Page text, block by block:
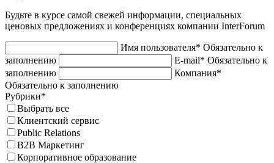
Будьте в курсе самой свежей информации, специальных
ценовых предложениях и конференциях компании InterForum
Имя пользователя* Обязательно к
заполнению
E-mail* Обязательно к
заполнению
Компания*
Обязательно к заполнению
Рубрики*
Выбрать все
Клиентский сервис
Public Relations
B2B Маркетинг
Корпоративное образование